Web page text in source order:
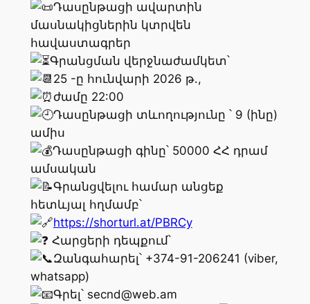
Դասընթացի ավարտին
մասնակիցներին կտրվեն
հավաստագրեր
Գրանցման վերջնաժամկետ՝
25 -ը հունվարի 2026 թ․,
ժամը 22:00
Դասընթացի տևողությունը ՝ 9 (ինը)
ամիս
Դասընթացի գինը՝ 50000 ՀՀ դրամ
ամսական
Գրանցվելու համար անցեք
հետևյալ հղմամբ՝
https://shorturl.at/PBRCy
Հարցերի դեպքում՝
Զանգահարել՝ +374-91-206241 (viber,
whatsapp)
Գրել՝ secnd@web.am